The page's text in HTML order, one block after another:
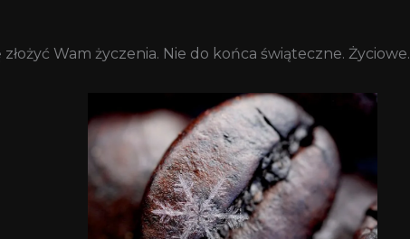
Wam życzenia. Nie do końca świąteczne. Życiowe.